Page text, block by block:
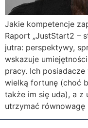
Jakie kompetencje
Raport „JustStart2 –
jutra: perspektywy,
wskazuje
pracy. Ich
wielką fortunę (choć
także im się uda), a z
utrzymać